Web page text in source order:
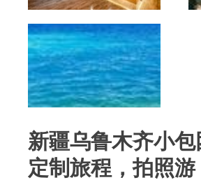
新疆乌鲁木齐小
定制旅程，拍照游